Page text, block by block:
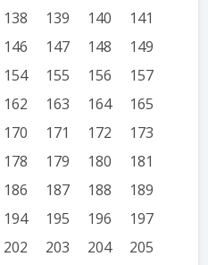
138 139 140
141
146 147 148
149
154 155 156
157
162 163 164
165
170 171 172
173
178 179 180
181
186 187 188
189
194 195 196
197
202 203 204
205